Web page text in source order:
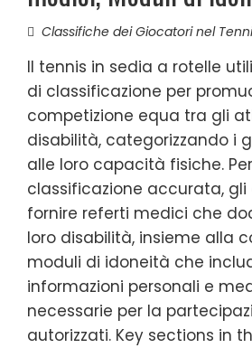
Classifiche dei Giocatori nel
Il tennis in sedia a rotelle
di classificazione per
competizione equa tra gli
disabilità, categorizzando i
alle loro capacità fisiche.
classificazione accurata,
fornire referti medici che
loro disabilità, insieme alla
moduli di idoneità che
informazioni personali e
necessarie per la
autorizzati. Key sections in